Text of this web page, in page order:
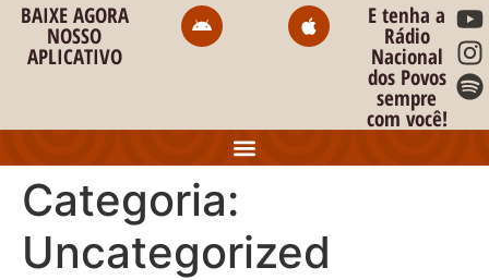
BAIXE AGORA
NOSSO
APLICATIVO
E tenha a
Rádio
Nacional
dos Povos
sempre
com você!
Categoria:
Uncategorized